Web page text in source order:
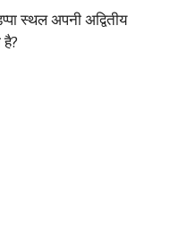
स्थल अपनी अद्वितीय